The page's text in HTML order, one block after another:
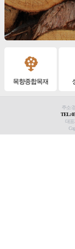
목향종합목재
주소:
TEL:
대표